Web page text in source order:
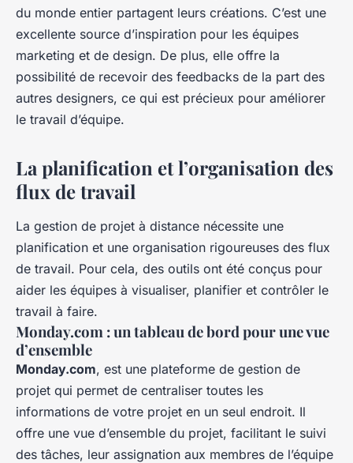
du monde entier partagent leurs créations. C’est une
excellente source d’inspiration pour les équipes
marketing et de design. De plus, elle offre la
possibilité de recevoir des feedbacks de la part des
autres designers, ce qui est précieux pour améliorer
le travail d’équipe.
La planification et l’organisation des
flux de travail
La gestion de projet à distance nécessite une
planification et une organisation rigoureuses des flux
de travail. Pour cela, des outils ont été conçus pour
aider les équipes à visualiser, planifier et contrôler le
travail à faire.
Monday.com : un tableau de bord pour une vue
d’ensemble
Monday.com, est une plateforme de gestion de
projet qui permet de centraliser toutes les
informations de votre projet en un seul endroit. Il
offre une vue d’ensemble du projet, facilitant le suivi
des tâches, leur assignation aux membres de l’équipe